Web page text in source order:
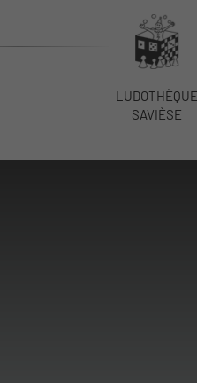
LUDOTHÈQUE
SAVIÈSE